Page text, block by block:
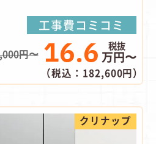
工事費コミコミ
円〜 16.6 万円〜
（税込：182,600円）
クリナップ